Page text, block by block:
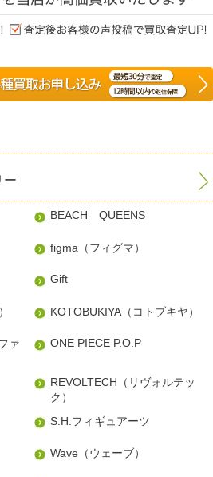
ー
BEACH QUEENS
figma（フィグマ）
Gift
KOTOBUKIYA（コトブキヤ）
ァ
ONE PIECE P.O.P
REVOLTECH（リヴォルテッ
ク）
S.H.フィギュアーツ
Wave（ウェーブ）